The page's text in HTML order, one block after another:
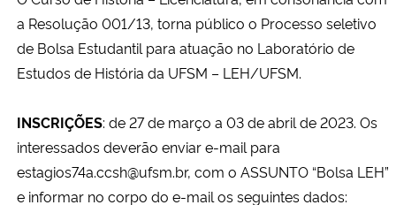
Ministério da Ciência, Tecnologia, Inovações e Comunicações
Ministério do Meio Ambiente
Ministério do Desenvolvimento Regional
Controladoria-Geral da União
a Resolução 001/13, torna público o Processo seletivo
de Bolsa Estudantil para atuação no Laboratório de
Estudos de História da UFSM – LEH/UFSM.
INSCRIÇÕES: de 27 de março a 03 de abril de 2023. Os
interessados deverão enviar e-mail para
estagios74a.ccsh@ufsm.br, com o ASSUNTO “Bolsa LEH”
e informar no corpo do e-mail os seguintes dados: